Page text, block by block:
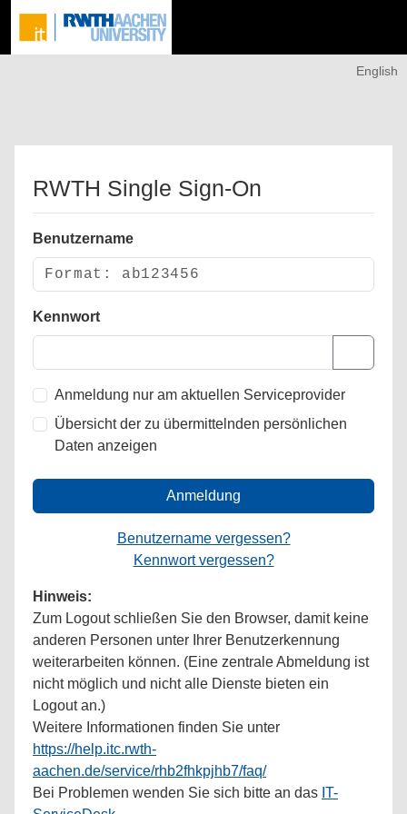
English
RWTH Single Sign-On
Benutzername
Kennwort
Anmeldung nur am aktuellen Serviceprovider
Übersicht der zu übermittelnden persönlichen
Daten anzeigen
Anmeldung
Benutzername vergessen?
Kennwort vergessen?
Hinweis:
Zum Logout schließen Sie den Browser, damit keine
anderen Personen unter Ihrer Benutzerkennung
weiterarbeiten können. (Eine zentrale Abmeldung ist
nicht möglich und nicht alle Dienste bieten ein
Logout an.)
Weitere Informationen finden Sie unter
https://help.itc.rwth-
aachen.de/service/rhb2fhkpjhb7/faq/
Bei Problemen wenden Sie sich bitte an das IT-